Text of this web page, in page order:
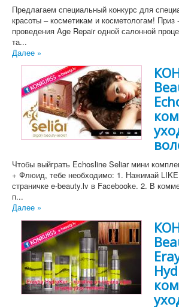
Предлагаем специальный конкурс для
красоты – косметикам и косметологам!
проведения Age Repair одной салонной
та...
Далее »
Чтобы выйграть Echosline Seliar мини
+ Флюид, тебе необходимо: 1. Нажимай
страничке e-beauty.lv в Facebookе. 2. В
п...
Далее »